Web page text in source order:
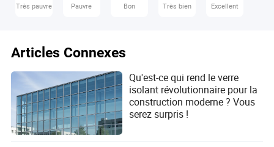
Très pauvre Pauvre Bon Très bien Excellent
Articles Connexes
Qu'est-ce qui rend le verre
isolant révolutionnaire pour la
construction moderne ? Vous
serez surpris !